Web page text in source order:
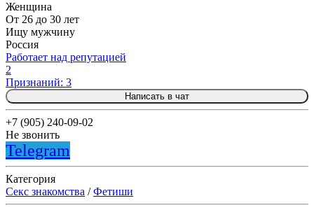
Женщина
От 26 до 30 лет
Ищу мужчину
Россия
Работает над репутацией
2
Признаний: 3
Написать в чат
+7 (905) 240-09-02
Не звонить
Telegram
Категория
Секс знакомства /Фетиши